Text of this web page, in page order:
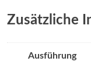
Zusätzliche
Ausführung